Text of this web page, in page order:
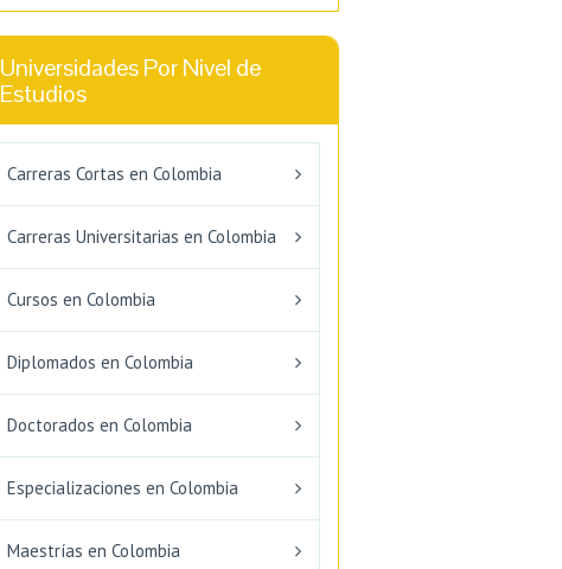
Universidades Por Nivel de
Estudios
Carreras Cortas en Colombia
Carreras Universitarias en Colombia
Cursos en Colombia
Diplomados en Colombia
Doctorados en Colombia
Especializaciones en Colombia
Maestrías en Colombia